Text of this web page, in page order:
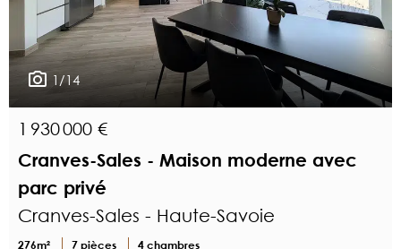
1/14
1 930 000 €
Cranves-Sales - Maison moderne avec
parc privé
Cranves-Sales - Haute-Savoie
276m² 7 pièces 4 chambres